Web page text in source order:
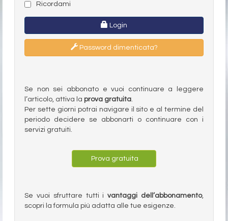
Ricordami
Login
Password dimenticata?
Se non sei abbonato e vuoi continuare a leggere
l’articolo, attiva la prova gratuita.
Per sette giorni potrai navigare il sito e al termine del
periodo decidere se abbonarti o continuare con i
servizi gratuiti.
Prova gratuita
Se vuoi sfruttare tutti ivantaggi dell’abbonamento,
scopri la formula più adatta alle tue esigenze.